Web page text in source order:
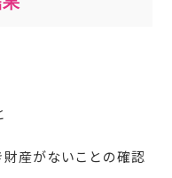
財産がないことの確認